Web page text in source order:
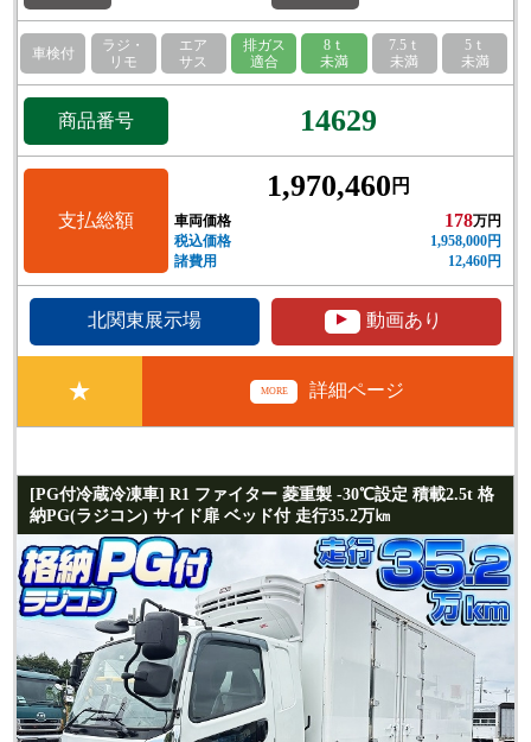
車検付
ラジ・
リモ
エア
サス
排ガス
適合
8ｔ
未満
7.5ｔ
未満
5ｔ
未満
商品番号 14629
支払総額
1,970,460 円
車両価格 178万円
税込価格
1,958,000円
諸費用
12,460円
北関東展示場 ▲ 動画あり
★ MORE 詳細ページ
[PG付冷蔵冷凍車] R1 ファイター 菱重製 -30℃設定 積載2.5t 格
納PG(ラジコン) サイド扉 ベッド付 走行35.2万㎞